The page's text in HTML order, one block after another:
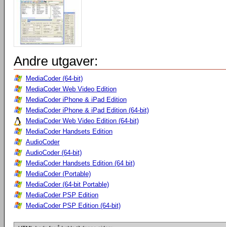
Andre utgaver:
MediaCoder (64-bit)
MediaCoder Web Video Edition
MediaCoder iPhone & iPad Edition
MediaCoder iPhone & iPad Edition (64-bit)
MediaCoder Web Video Edition (64-bit)
MediaCoder Handsets Edition
AudioCoder
AudioCoder (64-bit)
MediaCoder Handsets Edition (64 bit)
MediaCoder (Portable)
MediaCoder (64-bit Portable)
MediaCoder PSP Edition
MediaCoder PSP Edition (64-bit)